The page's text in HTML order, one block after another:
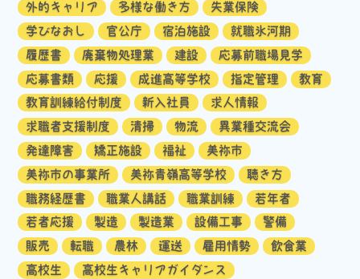
外的キャリア
多様な働き方
失業保険
学びなおし
官公庁 宿泊施設
就職氷河期
履歴書
廃棄物処理業 建設
応募前職場見学
応募書類
応援 成進高等学校 指定管理
教育
教育訓練給付制度
新入社員
求人情報
求職者支援制度
清掃 物流
異業種交流会
発達障害
矯正施設 福祉
美祢市
美祢市の事業所
美祢青嶺高等学校
聴き方
職務経歴書
職業人講話 職業訓練
若年者
若者応援
製造 製造業 設備工事
警備
販売
転職 農林 運送 雇用情勢
飲食業
高校生
高校生キャリアガイダンス